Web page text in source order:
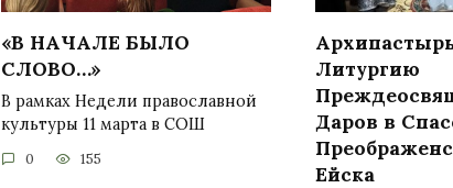
«В НАЧАЛЕ БЫЛО
СЛОВО…»
В рамках Недели православной
культуры 11 марта в СОШ
0 155
Литургию
Даров в
Ейска